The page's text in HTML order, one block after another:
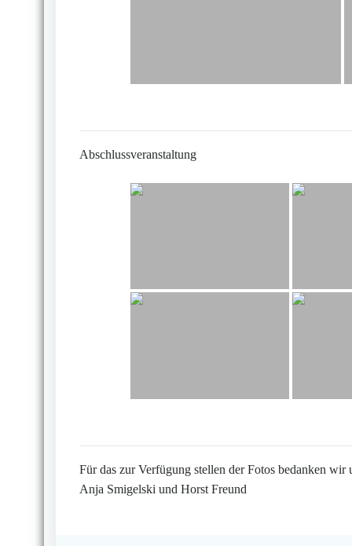
Abschlussveranstaltung
Für das zur Verfügung stellen der Fotos bedanken wir
Anja Smigelski und Horst Freund